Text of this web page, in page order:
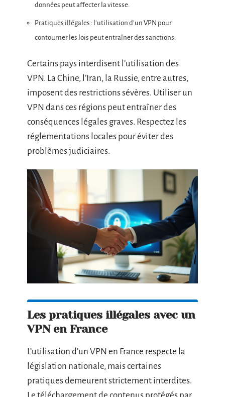
données peut affecter la vitesse.
Pratiques illégales : l’utilisation d’un VPN pour
contourner les lois peut entraîner des sanctions.
Certains pays interdisent l’utilisation des
VPN. La Chine, l’Iran, la Russie, entre autres,
imposent des restrictions sévères. Utiliser un
VPN dans ces régions peut entraîner des
conséquences légales graves. Respectez les
réglementations locales pour éviter des
problèmes judiciaires.
Les pratiques illégales avec un
VPN en France
L’utilisation d’un VPN en France respecte la
législation nationale, mais certaines
pratiques demeurent strictement interdites.
Le téléchargement de contenus protégés par